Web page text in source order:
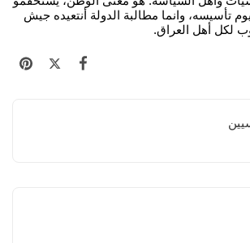
تأسيسه، وانما مطالبة الدولة أنتعيده جيش
لكل أهل العراق.